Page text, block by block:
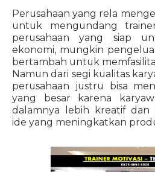
Perusahaan yang rela
untuk mengundang
perusahaan yang siap
ekonomi, mungkin
bertambah untuk
Namun dari segi kualitas
perusahaan justru bisa
yang besar karena
dalamnya lebih kreatif dan
ide yang meningkatkan